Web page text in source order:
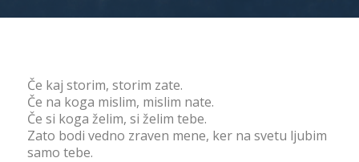
Če kaj storim, storim zate.
Če na koga mislim, mislim nate.
Če si koga želim, si želim tebe.
Zato bodi vedno zraven mene, ker na svetu ljubim
samo tebe.